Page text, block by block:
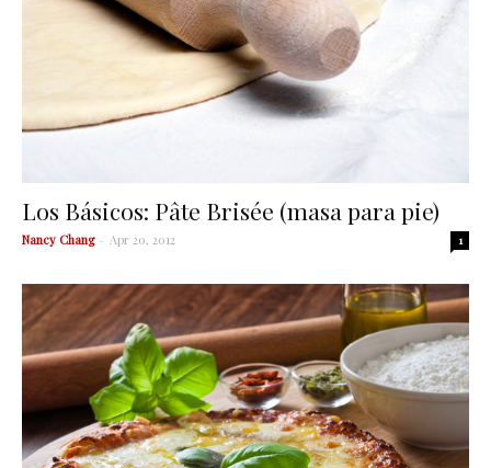
Los Básicos: Pâte Brisée (masa para pie)
Nancy Chang - Apr 20, 2012 1